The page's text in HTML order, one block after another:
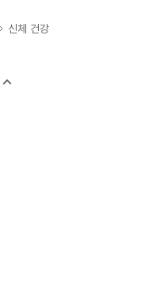
신체 건강